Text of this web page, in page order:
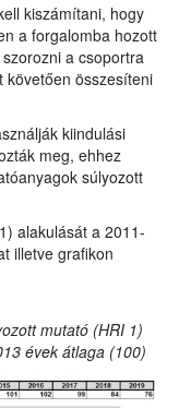
kiszámítani, hogy
a forgalomba hozott
a csoportra
követően összesíteni
kiindulási
meg, ehhez
súlyozott
alakulását a 2011-
illetve grafikon
mutató (HRI 1)
évek átlaga (100)